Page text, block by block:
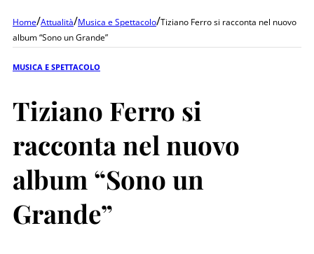
Home/Attualità/Musica e Spettacolo/Tiziano Ferro si racconta nel nuovo
album “Sono un Grande”
MUSICA E SPETTACOLO
Tiziano Ferro si
racconta nel nuovo
album “Sono un
Grande”